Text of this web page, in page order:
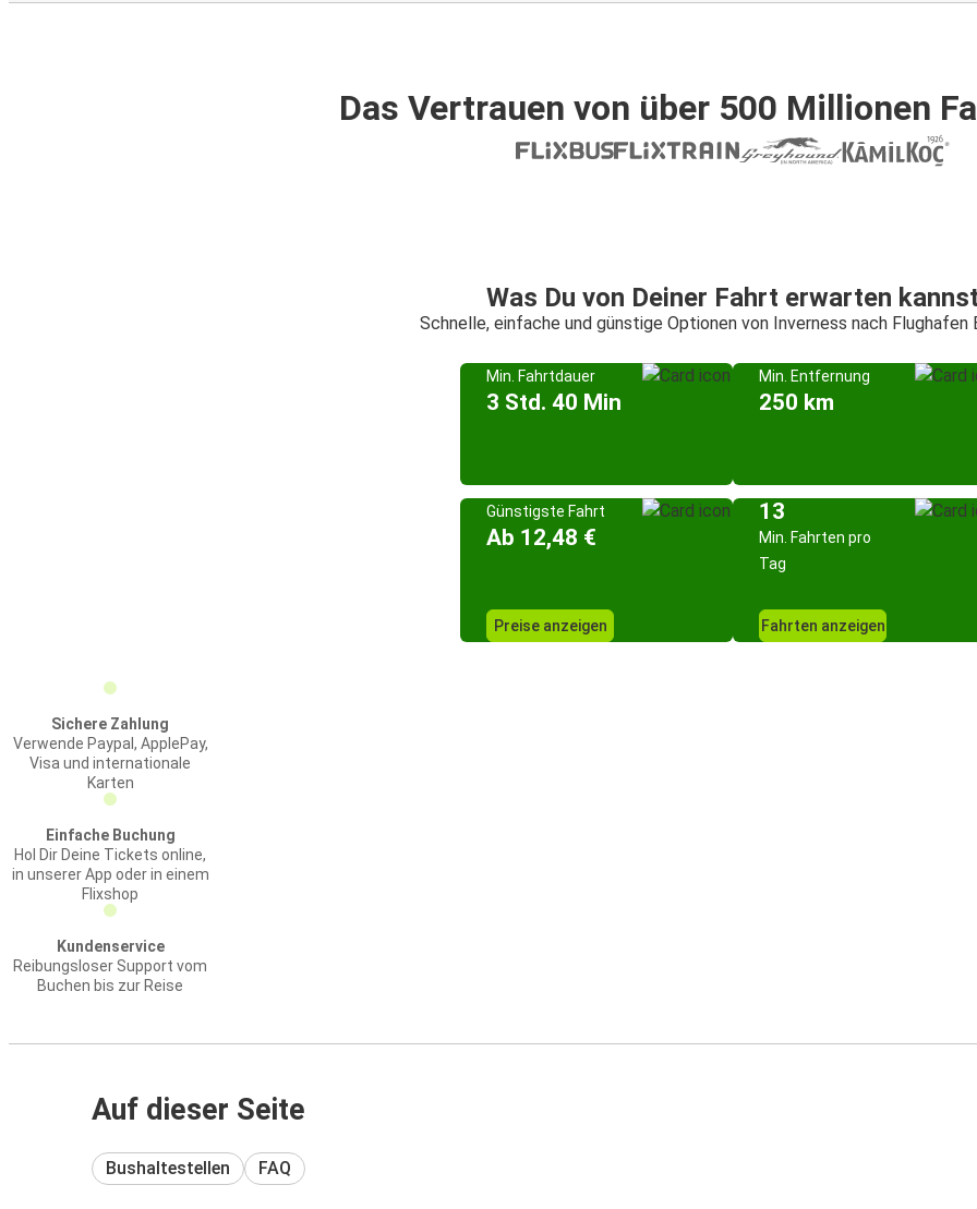
Das Vertrauen von über 500 Millionen
Was Du von Deiner Fahrt erwarten kannst
Schnelle, einfache und günstige Optionen von Inverness nach Flughafen
Min. Fahrtdauer
3 Std. 40 Min
Min. Entfernung
250 km
Günstigste Fahrt
Ab 12,48 €
Preise anzeigen
13
Min. Fahrten pro
Tag
Fahrten anzeigen
Sichere Zahlung
Verwende Paypal, ApplePay,
Visa und internationale
Karten
Einfache Buchung
Hol Dir Deine Tickets online,
in unserer App oder in einem
Flixshop
Kundenservice
Reibungsloser Support vom
Buchen bis zur Reise
Auf dieser Seite
Bushaltestellen FAQ